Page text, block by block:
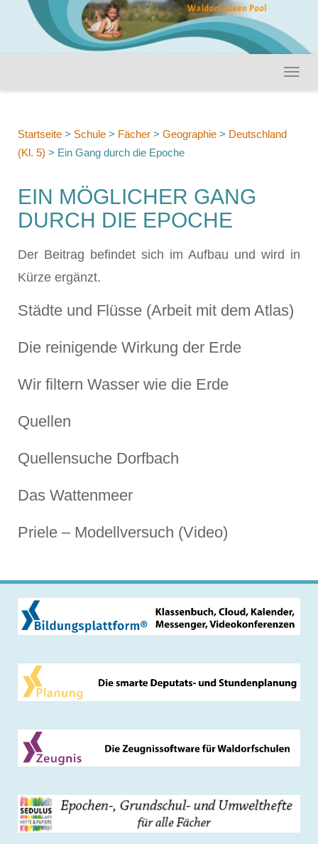
Startseite > Schule > Fächer > Geographie > Deutschland
(Kl. 5) > Ein Gang durch die Epoche
EIN MÖGLICHER GANG
DURCH DIE EPOCHE
Der Beitrag befindet sich im Aufbau und wird in
Kürze ergänzt.
Städte und Flüsse (Arbeit mit dem Atlas)
Die reinigende Wirkung der Erde
Wir filtern Wasser wie die Erde
Quellen
Quellensuche Dorfbach
Das Wattenmeer
Priele – Modellversuch (Video)